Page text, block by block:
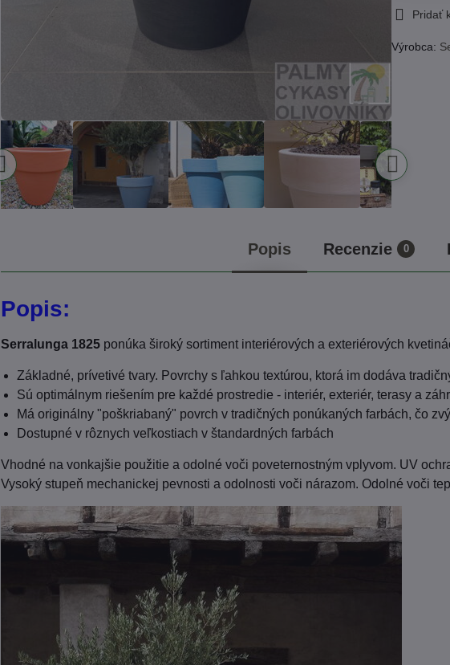
Pridať
Výrobca:
Popis Recenzie 0
Popis:
Serralunga 1825 ponúka široký sortiment interiérových a exteriérových
Základné, prívetivé tvary. Povrchy s ľahkou textúrou, ktorá im dodáva
Sú optimálnym riešením pre každé prostredie - interiér, exteriér, terasy a
Má originálny "poškriabaný" povrch v tradičných ponúkaných farbách, čo
Dostupné v rôznych veľkostiach v štandardných farbách
Vhodné na vonkajšie použitie a odolné voči poveternostným vplyvom. UV
Vysoký stupeň mechanickej pevnosti a odolnosti voči nárazom. Odolné voči